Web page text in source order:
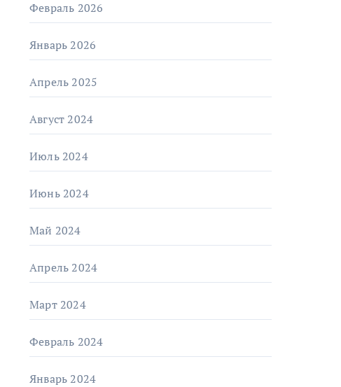
Февраль 2026
Январь 2026
Апрель 2025
Август 2024
Июль 2024
Июнь 2024
Май 2024
Апрель 2024
Март 2024
Февраль 2024
Январь 2024